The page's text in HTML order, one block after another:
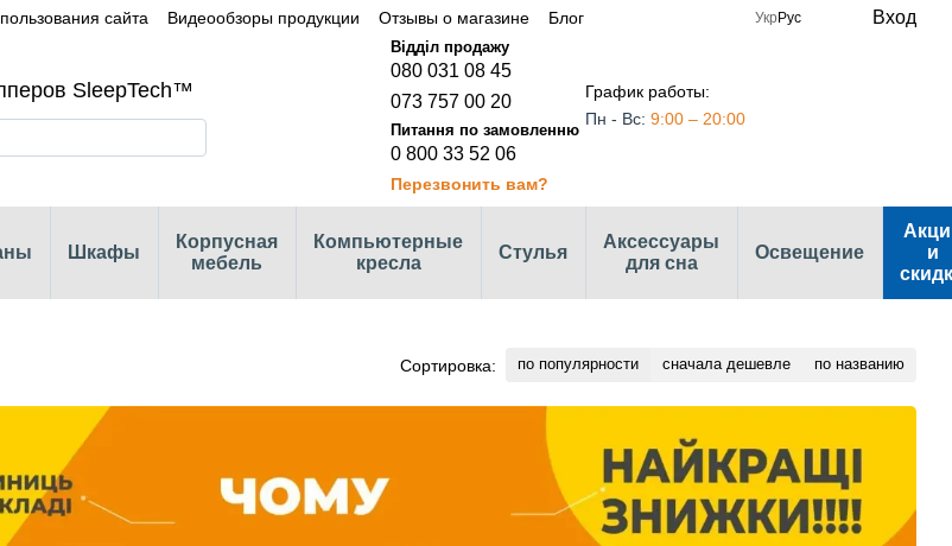
сайта Видеообзоры продукции Отзывы о магазине
Блог
Укр Рус Вход
SleepTech™
080 031 08 45
073 757 00 20
0 800 33 52 06
Перезвонить вам?
График работы:
Пн - Вс: 9:00 – 20:00
Шкафы
Корпусная
мебель
Компьютерные
кресла
Стулья
Аксессуары
для сна
Освещение
и
Сортировка: по популярности сначала дешевле по названию